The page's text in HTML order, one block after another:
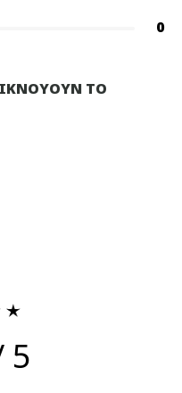
0
ΤΟ